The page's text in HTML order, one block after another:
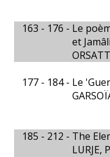
163 - 176 - Le
et Jamâli
177 - 184 - Le
185 - 212 - The
LURJE,